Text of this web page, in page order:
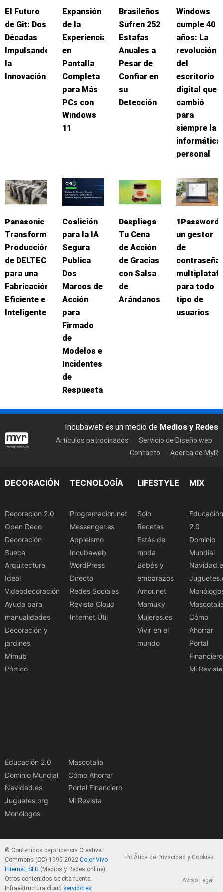
El Futuro
de Git: Dos
Décadas
Impulsando
la
Innovación
Expansión
de la
Experiencia
en
Pantalla
Completa
para Más
PCs con
Windows
11
Brasileños
Sufren 252
Estafas
Anuales a
Pesar de
Confiar en
su
Detección
Windows
cumple 40
años: La
revolución
del
escritorio
digital que
cambió
para
siempre la
informática
personal
Panasonic
Transforma
Producción
de DELTEC
para una
Fabricación
Eficiente e
Inteligente
Coalición
para la IA
Segura
Publica
Dos
Marcos de
Acción
para
Firmado
de
Modelos e
Incidentes
de
Respuesta
Despliega
Tu Cena
de Acción
de Gracias
con Salsa
de
Arándanos
1Password:
un gestor
de
para todo
tipo de
usuarios
Incubaweb es un medio de Medios y Redes
Artículos patrocinados
Servicio de Diseño web
Contacto
Acerca de MyR
DECORACIÓN
Decoracion 2.0
Open Deco
Decoración
Sueca
Arquitectura
Ideal
Videodecoración
Ayuda para
manualidades
Decoración y
jardines
Mimub
Pórtico
TECNOLOGÍA
Programacion.net
Messenger.es
Appleismo
Incubaweb
WordPress
Directo
Redes Sociales
Revista Cloud
Internet Útil
LIFESTYLE
Solo
Recetas
Estás de
moda
Bebés y
embarazos
Amor.net
Mamuky
Mujeres.es
Vivir en el
mundo
MIX
Educación
2.0
Dominio
Mundial
Cómo
Ahorrar
Portal
Financiero
Mi Revista
Educación 2.0
Dominio Mundial
Navidad.es
Juguetes.org
Monólogos
Mascotalia
Cómo Ahorrar
Portal Financiero
Mi Revista
© Contenidos bajo licencia Creative
Commons (CC) 1995-2022 Color Vivo
Internet, SLU (Medios y Redes online).
Otros contenidos se cita fuente.
Infraestructura cloud servidores
PolÃ­tica de Privacidad y Cookies
Aviso Legal